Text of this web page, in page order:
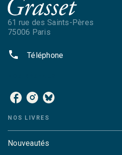
61 rue des Saints-Pères
75006 Paris
phone Téléphone
NOS LIVRES
Nouveautés